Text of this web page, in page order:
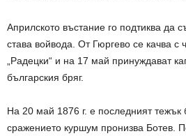
Априлското въстание го подтиква да
става войвода. От Гюргево се качва с
„Радецки“ и на 17 май принуждават
българския бряг.
На 20 май 1876 г. е последният тежък
сражението куршум пронизва Ботев.